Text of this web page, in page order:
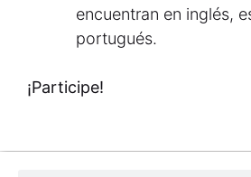
encuentran en inglés,
portugués.
¡Participe!